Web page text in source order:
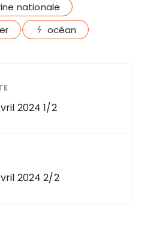
nationale
océan
2024 1/2
2024 2/2